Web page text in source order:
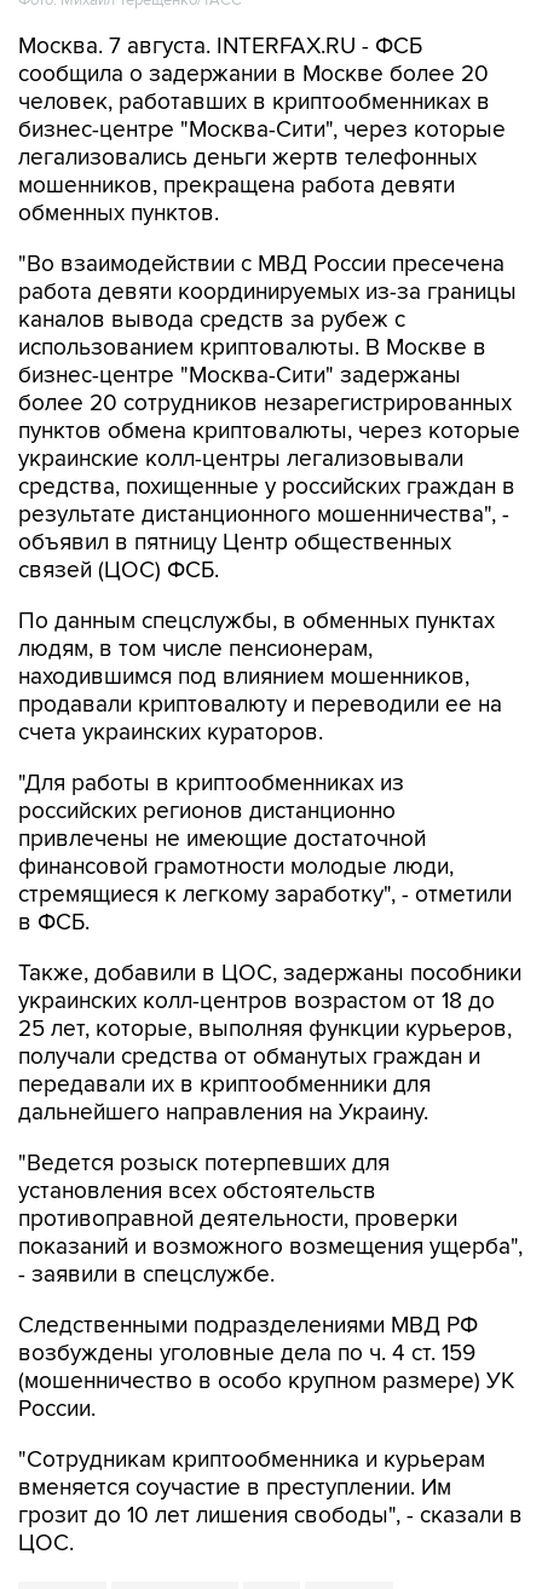
Москва. 7 августа. INTERFAX.RU - ФСБ
сообщила о задержании в Москве более 20
человек, работавших в криптообменниках в
бизнес-центре "Москва-Сити", через которые
легализовались деньги жертв телефонных
мошенников, прекращена работа девяти
обменных пунктов.
"Во взаимодействии с МВД России пресечена
работа девяти координируемых из-за границы
каналов вывода средств за рубеж с
использованием криптовалюты. В Москве в
бизнес-центре "Москва-Сити" задержаны
более 20 сотрудников незарегистрированных
пунктов обмена криптовалюты, через которые
украинские колл-центры легализовывали
средства, похищенные у российских граждан в
результате дистанционного мошенничества", -
объявил в пятницу Центр общественных
связей (ЦОС) ФСБ.
По данным спецслужбы, в обменных пунктах
людям, в том числе пенсионерам,
находившимся под влиянием мошенников,
продавали криптовалюту и переводили ее на
счета украинских кураторов.
"Для работы в криптообменниках из
российских регионов дистанционно
привлечены не имеющие достаточной
финансовой грамотности молодые люди,
стремящиеся к легкому заработку", - отметили
в ФСБ.
Также, добавили в ЦОС, задержаны пособники
украинских колл-центров возрастом от 18 до
25 лет, которые, выполняя функции курьеров,
получали средства от обманутых граждан и
передавали их в криптообменники для
дальнейшего направления на Украину.
"Ведется розыск потерпевших для
установления всех обстоятельств
противоправной деятельности, проверки
показаний и возможного возмещения ущерба",
- заявили в спецслужбе.
Следственными подразделениями МВД РФ
возбуждены уголовные дела по ч. 4 ст. 159
(мошенничество в особо крупном размере) УК
России.
"Сотрудникам криптообменника и курьерам
вменяется соучастие в преступлении. Им
грозит до 10 лет лишения свободы", - сказали в
ЦОС.